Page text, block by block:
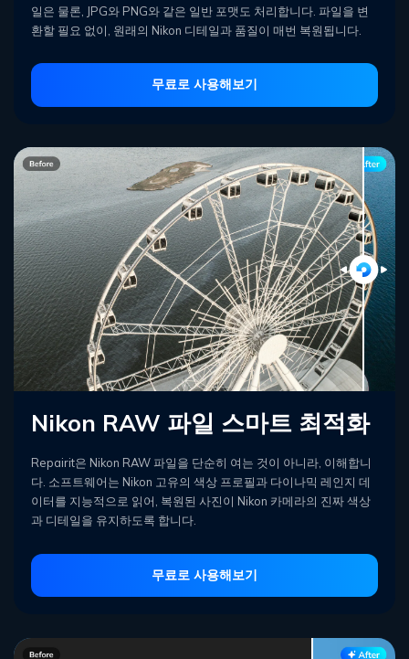
일은 물론, JPG와 PNG와 같은 일반 포맷도 처리합니다. 파일을 변
환할 필요 없이, 원래의 Nikon 디테일과 품질이 매번 복원됩니다.
무료로 사용해보기
Nikon RAW 파일 스마트 최적화
Repairit은 Nikon RAW 파일을 단순히 여는 것이 아니라, 이해합니
다. 소프트웨어는 Nikon 고유의 색상 프로필과 다이나믹 레인지 데
이터를 지능적으로 읽어, 복원된 사진이 Nikon 카메라의 진짜 색상
과 디테일을 유지하도록 합니다.
무료로 사용해보기